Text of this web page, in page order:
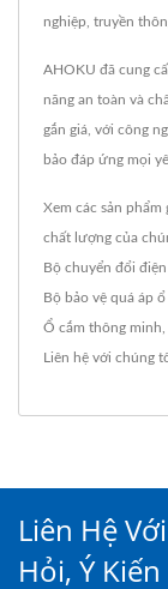
nghiệp, truyền
AHOKU đã cung
năng an toàn và
gắn giá, với công
bảo đáp ứng mọi
Xem các sản
chất lượng của
Bộ chuyển đổi
Bộ bảo vệ quá áp ổ
Ổ cắm thông minh
Liên hệ với chúng
Liên Hệ
Hỏi, Ý